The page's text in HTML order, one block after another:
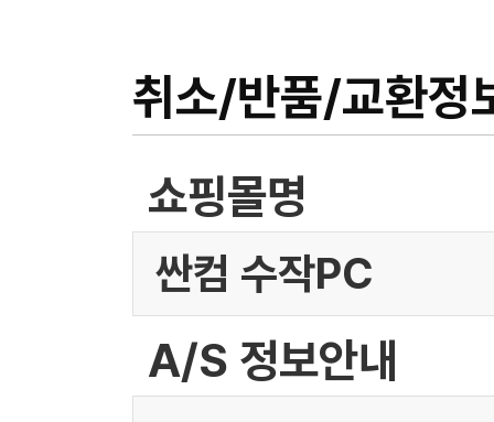
취소/반품/교환정
쇼핑몰명
싼컴 수작PC
A/S 정보안내